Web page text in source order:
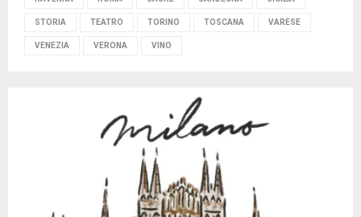
STORIA TEATRO TORINO TOSCANA VARESE
VENEZIA VERONA VINO